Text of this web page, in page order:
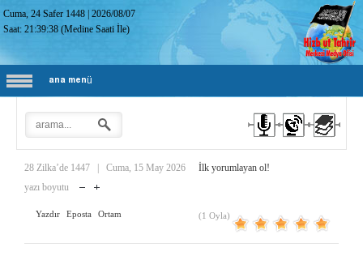
Cuma, 24 Safer 1448 |2026/08/07
Saat:21:39:39 (Medine Saati İle)
ana menü
28 Zilka’de 1447 Cuma, 15 May 2026
İlk yorumlayan ol!
yazı boyutu
Yazdır Eposta Ortam (1 Oyla)